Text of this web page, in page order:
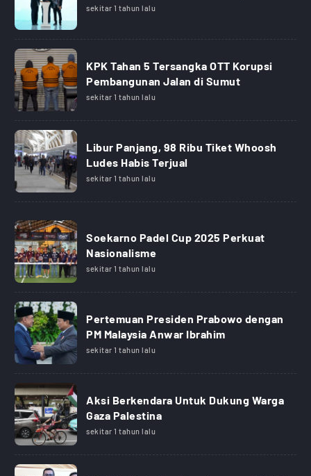
sekitar 1 tahun lalu
KPK Tahan 5 Tersangka OTT Korupsi
Pembangunan Jalan di Sumut
sekitar 1 tahun lalu
Libur Panjang, 98 Ribu Tiket Whoosh
Ludes Habis Terjual
sekitar 1 tahun lalu
Soekarno Padel Cup 2025 Perkuat
Nasionalisme
sekitar 1 tahun lalu
Pertemuan Presiden Prabowo dengan
PM Malaysia Anwar Ibrahim
sekitar 1 tahun lalu
Aksi Berkendara Untuk Dukung Warga
Gaza Palestina
sekitar 1 tahun lalu